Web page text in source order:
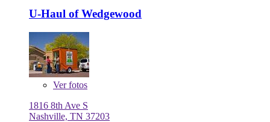
U-Haul of Wedgewood
Verfotos
1816 8th Ave S
Nashville, TN 37203